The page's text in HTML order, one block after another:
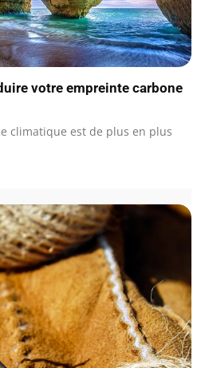
votre empreinte carbone
climatique est de plus en plus